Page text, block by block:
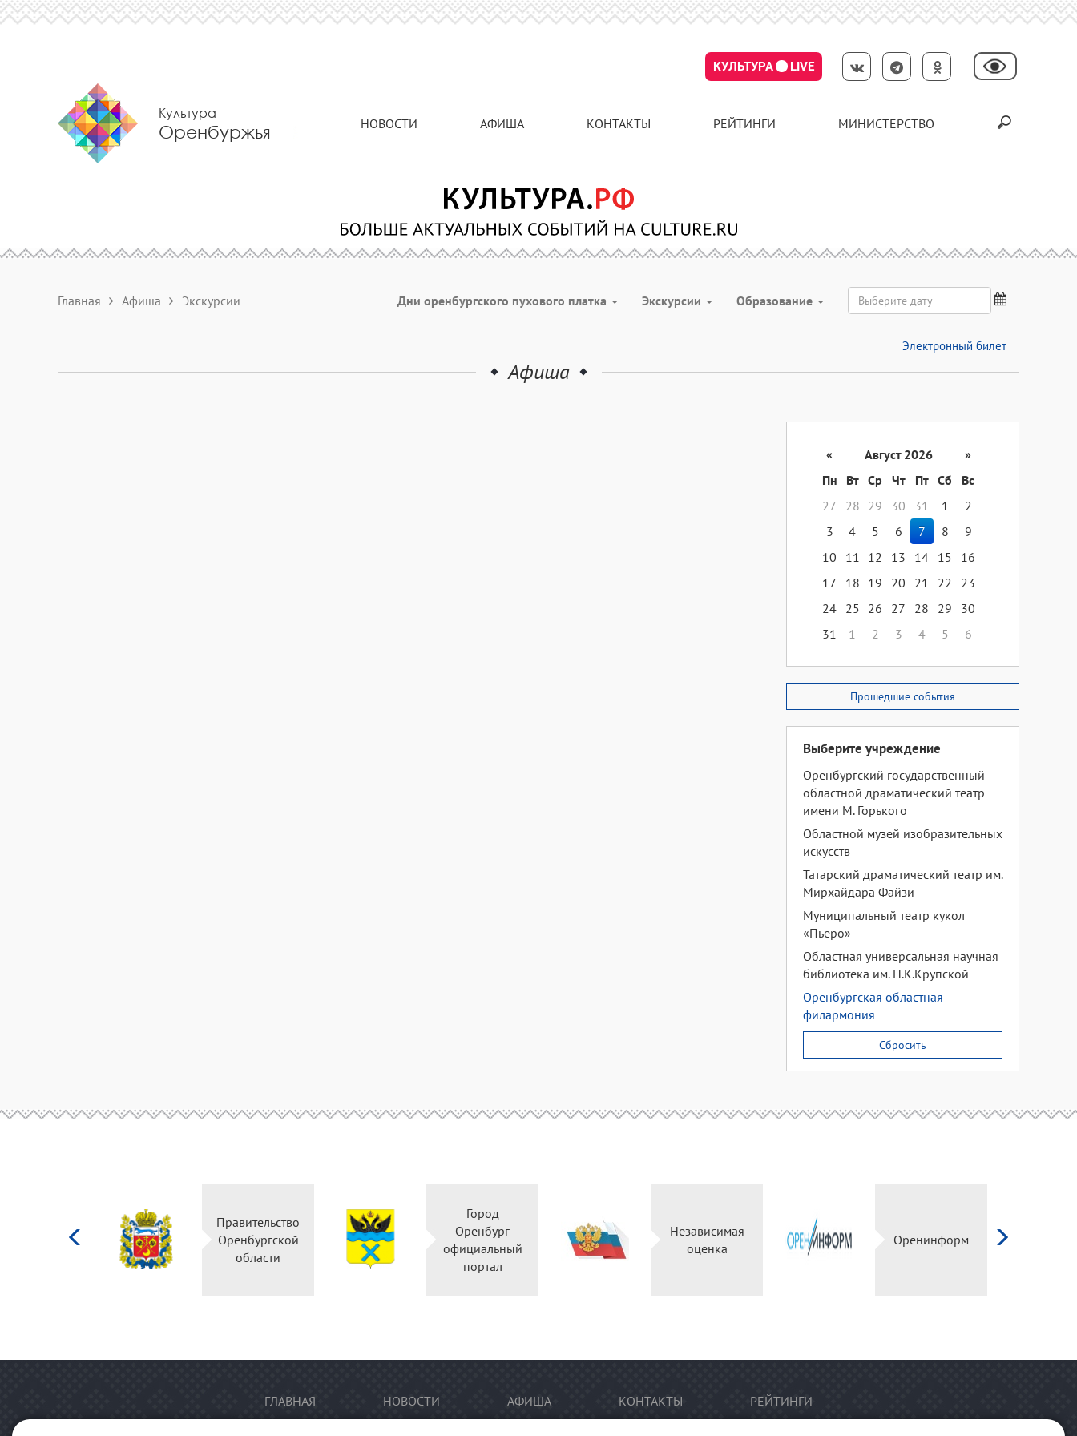
КУЛЬТУРА LIVE
Культура
Оренбуржья НОВОСТИ АФИША КОНТАКТЫ РЕЙТИНГИ МИНИСТЕРСТВО
Главная Афиша Экскурсии Дни оренбургского пухового платка Экскурсии Образование
Электронный билет
Афиша
« Август 2026
»
Пн
Вт Ср Чт Пт Сб
Вс
27
28 29 30 31 1
2
3
4 5 6 7 8
9
10
11 12 13 14 15
16
17
18 19 20 21 22
23
24 25 26 27 28 29
30
31
1 2 3 4 5 6
Прошедшие события
Выберите учреждение
Оренбургский государственный
областной драматический театр
имени М. Горького
Областной музей изобразительных
искусств
Татарский драматический театр им.
Мирхайдара Файзи
Муниципальный театр кукол
«Пьеро»
Областная универсальная научная
библиотека им. Н.К.Крупской
Оренбургская областная
филармония
Сбросить
Правительство
Оренбургской
области
Город
Оренбург
официальный
портал
Независимая
оценка
Оренинформ
ГЛАВНАЯ НОВОСТИ АФИША КОНТАКТЫ РЕЙТИНГИ